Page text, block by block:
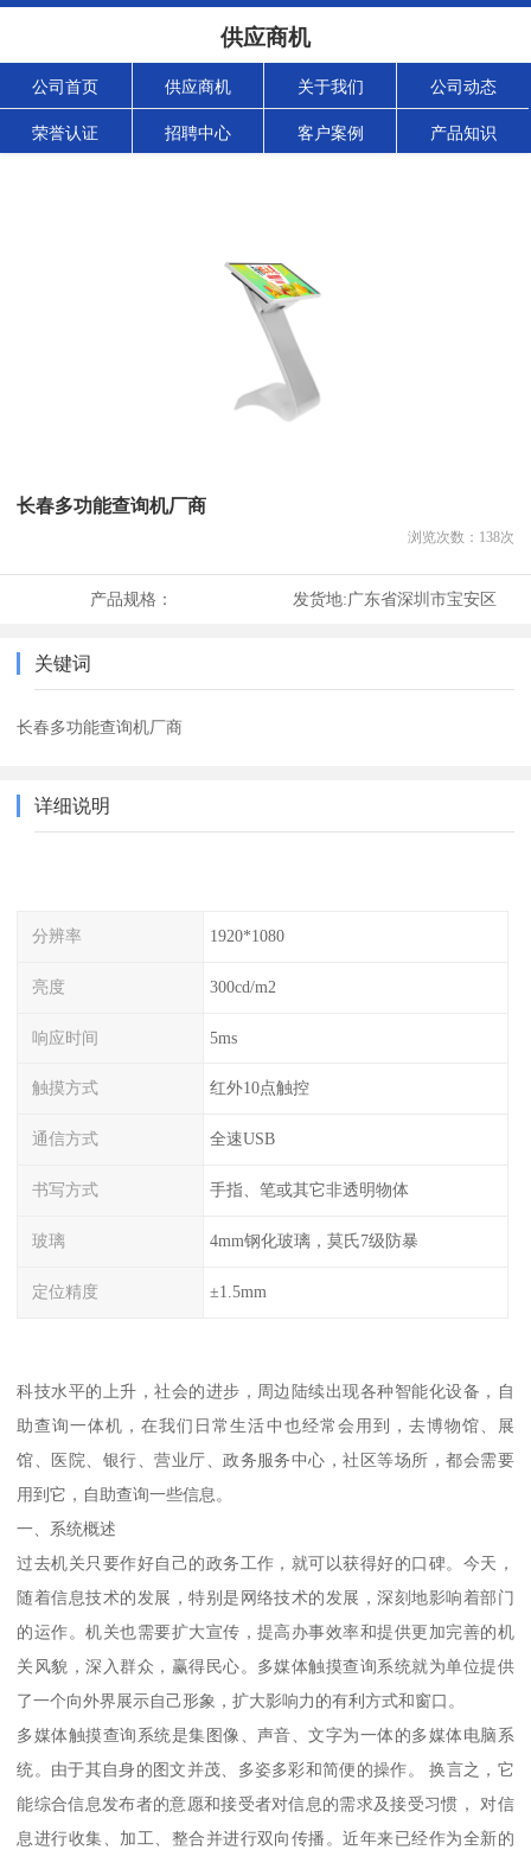
供应商机
公司首页 供应商机 关于我们 公司动态
荣誉认证 招聘中心 客户案例 产品知识
长春多功能查询机厂商
浏览次数： 138次
产品规格： 发货地:广东省深圳市宝安区
关键词
长春多功能查询机厂商
详细说明
分辨率 1920*1080
亮度 300cd/m2
响应时间 5ms
触摸方式 红外10点触控
通信方式 全速USB
书写方式 手指、笔或其它非透明物体
玻璃 4mm钢化玻璃，莫氏7级防暴
定位精度 ±1.5mm
科技水平的上升，社会的进步，周边陆续出现各种智能化设备，自
助查询一体机，在我们日常生活中也经常会用到，去博物馆、展
馆、医院、银行、营业厅、政务服务中心，社区等场所，都会需要
用到它，自助查询一些信息。
一、系统概述
过去机关只要作好自己的政务工作，就可以获得好的口碑。今天，
随着信息技术的发展，特别是网络技术的发展，深刻地影响着部门
的运作。机关也需要扩大宣传，提高办事效率和提供更加完善的机
关风貌，深入群众，赢得民心。多媒体触摸查询系统就为单位提供
了一个向外界展示自己形象，扩大影响力的有利方式和窗口。
多媒体触摸查询系统是集图像、声音、文字为一体的多媒体电脑系
统。由于其自身的图文并茂、多姿多彩和简便的操作。 换言之，它
能综合信息发布者的意愿和接受者对信息的需求及接受习惯， 对信
息进行收集、加工、整合并进行双向传播。近年来已经作为全新的